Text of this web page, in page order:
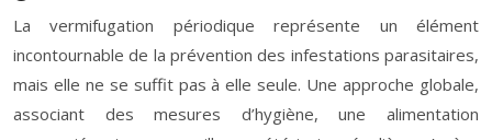
La vermifugation périodique représente un élément
incontournable de la prévention des infestations parasitaires,
mais elle ne se suffit pas à elle seule. Une approche globale,
associant des mesures d’hygiène, une alimentation